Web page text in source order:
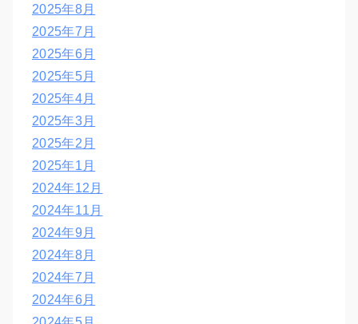
2025年8月
2025年7月
2025年6月
2025年5月
2025年4月
2025年3月
2025年2月
2025年1月
2024年12月
2024年11月
2024年9月
2024年8月
2024年7月
2024年6月